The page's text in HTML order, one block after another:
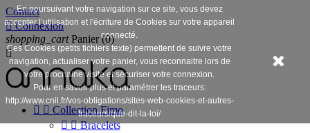
Contact
 Connexion
shopping_cart Panier (0)

  Collection Fimo
  Bracelets
En poursuivant votre navigation sur ce site, vous devez
accepter l’utilisation et l'écriture de Cookies sur votre appareil
connecté.
Ces Cookies (petits fichiers texte) permettent de suivre votre
navigation, actualiser votre panier, vous reconnaitre lors de
votre prochaine visite et sécuriser votre connexion.
Pour en savoir plus et paramétrer les traceurs:
http://www.cnil.fr/vos-obligations/sites-web-cookies-et-autres-
traceurs/que-dit-la-loi/